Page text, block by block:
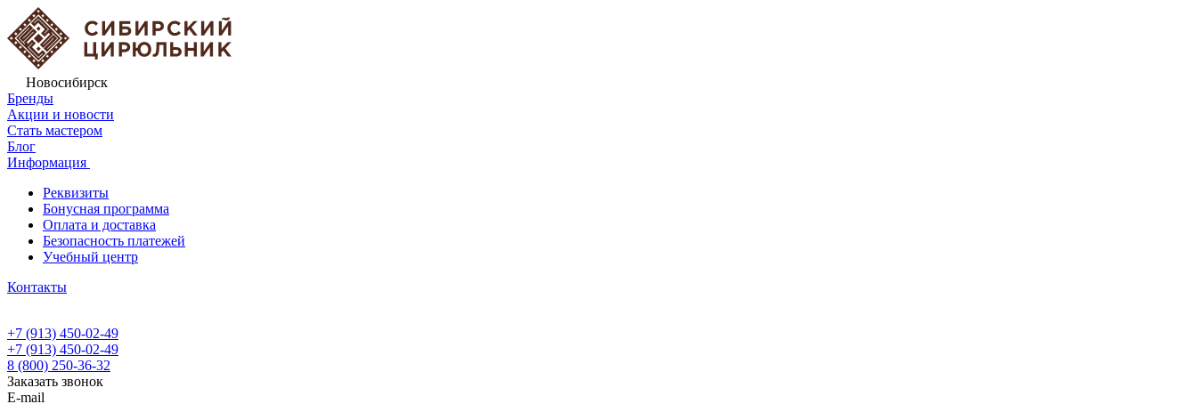
Новосибирск
Бренды
Акции и новости
Стать мастером
Блог
Информация
Реквизиты
Бонусная программа
Оплата и доставка
Безопасность платежей
Учебный центр
Контакты
+7 (913) 450-02-49
+7 (913) 450-02-49
8 (800) 250-36-32
Заказать звонок
E-mail